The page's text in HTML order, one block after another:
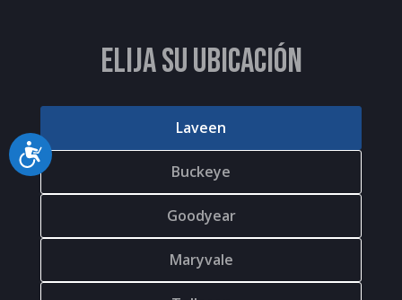
Accessibility
ELIJA SU UBICACIÓN
Laveen
Buckeye
Goodyear
Maryvale